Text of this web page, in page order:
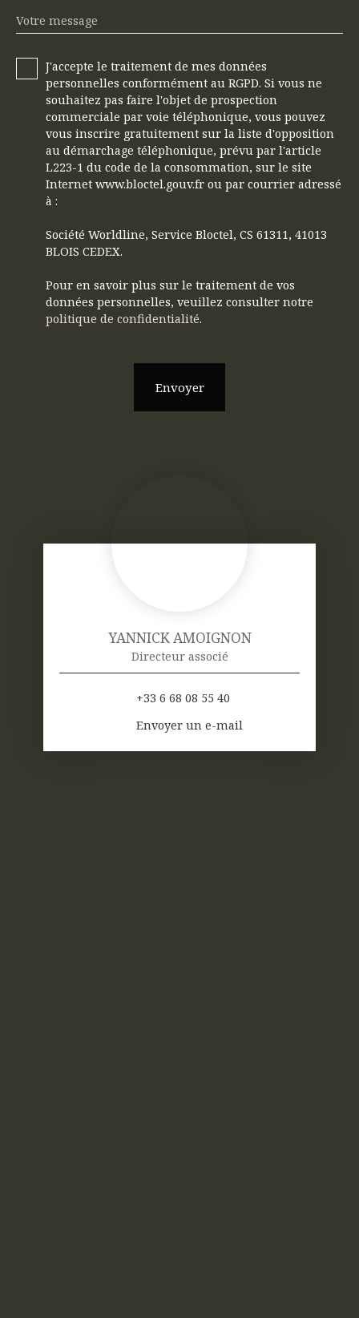
Votre message
J'accepte le traitement de mes données
personnelles conformément au RGPD. Si vous ne
souhaitez pas faire l'objet de prospection
commerciale par voie téléphonique, vous pouvez
vous inscrire gratuitement sur la liste d'opposition
au démarchage téléphonique, prévu par l'article
L223-1 du code de la consommation, sur le site
Internet www.bloctel.gouv.fr ou par courrier adressé
à :
Société Worldline, Service Bloctel, CS 61311, 41013
BLOIS CEDEX.
Pour en savoir plus sur le traitement de vos
données personnelles, veuillez consulter notre
politique de confidentialité.
Envoyer
YANNICK AMOIGNON
Directeur associé
+33 6 68 08 55 40
Envoyer un e-mail